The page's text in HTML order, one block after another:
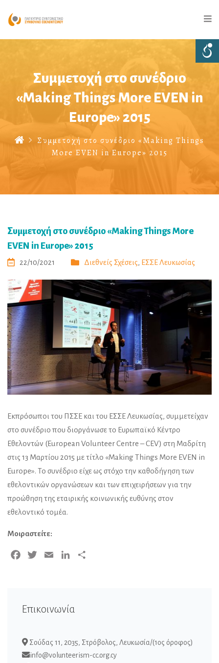
Συμμετοχή στο συνέδριο
«Making Things More EVEN in
Europe» 2015
Συμμετοχή στο συνέδριο «Making Things
More EVEN in Europe» 2015
Συμμετοχή στο συνέδριο «Making Things More
EVEN in Europe» 2015
22/10/2021 Διεθνείς Σχέσεις, ΕΣΣΕ Λευκωσίας
Εκπρόσωποι του ΠΣΣΕ και του ΕΣΣΕ Λευκωσίας, συμμετείχαν
στο συνέδριο που διοργάνωσε το Ευρωπαϊκό Κέντρο
Εθελοντών (European Volunteer Centre – CEV) στη Μαδρίτη
στις 13 Μαρτίου 2015 με τίτλο «Making Things More EVEN in
Europe». Το συνέδριο είχε ως στόχο την καθοδήγηση των
εθελοντικών οργανώσεων και των επιχειρήσεων για την
προώθηση της εταιρικής κοινωνικής ευθύνης στον
εθελοντικό τομέα.
Μοιραστείτε:
Facebook
Twitter Email LinkedIn
Επικοινωνία
Σούδας 11, 2035, Στρόβολος, Λευκωσία/(1ος όροφος)
info@volunteerism-cc.org.cy